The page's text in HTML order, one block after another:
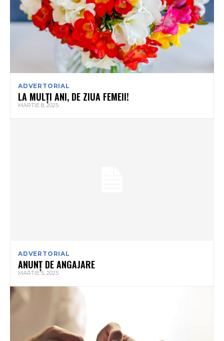
ADVERTORIAL
LA MULȚI ANI, DE ZIUA FEMEII!
MARTIE 8, 2025
ADVERTORIAL
ANUNȚ DE ANGAJARE
MARTIE 5, 2025